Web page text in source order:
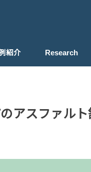
紹介 Research
アスファル